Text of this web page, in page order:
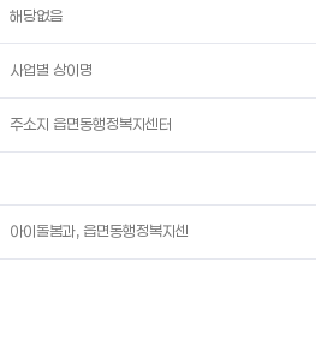
해당없음
사업별 상이명
주소지 읍면동행정복지센터
아이돌봄과, 읍면동행정복지센